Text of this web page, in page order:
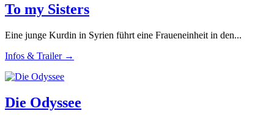
To my Sisters
Eine junge Kurdin in Syrien führt eine Fraueneinheit in den...
Infos & Trailer →
Die Odyssee